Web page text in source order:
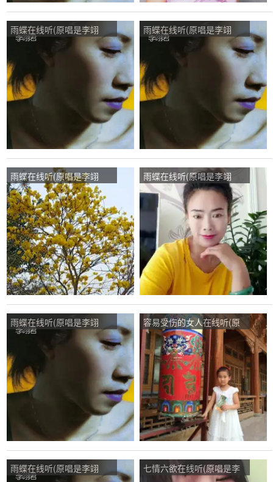
雨蝶在线听(原唱是李翊
君)，何潇演唱点播:94次
雨蝶在线听(原唱是李翊
君)，37℃爱演唱点播:522
次
雨蝶在线听(原唱是李翊
君)，真爱一生演唱点播:61
次
雨蝶在线听(原唱是李翊
君)，雨后彩虹演唱点播:88
雨蝶在线听(原唱是李翊
君)，蓝琪儿baby演唱点
播:55次
容易受伤的女人在线听(原
唱是李翊君)，萱萱演唱点
播:60次
雨蝶在线听(原唱是李翊
七情六欲在线听(原唱是李